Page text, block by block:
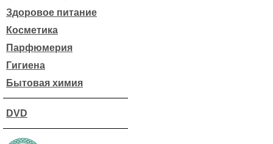
Здоровое питание
Косметика
Парфюмерия
Гигиена
Бытовая химия
DVD